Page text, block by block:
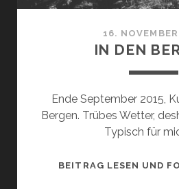
16.
IN DEN
Ende September 2015,
Bergen. Trübes Wetter,
Typisch für
BEITRAG LESEN UND